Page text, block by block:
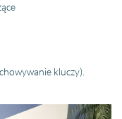
kluczy).